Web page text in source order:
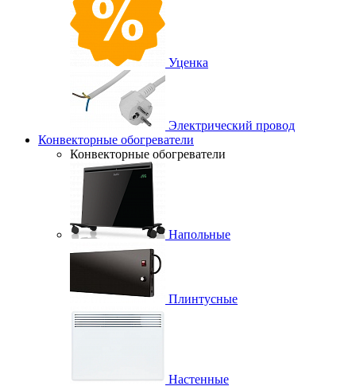
Уценка
Электрический провод
Конвекторные обогреватели
Конвекторные обогреватели
Напольные
Плинтусные
Настенные